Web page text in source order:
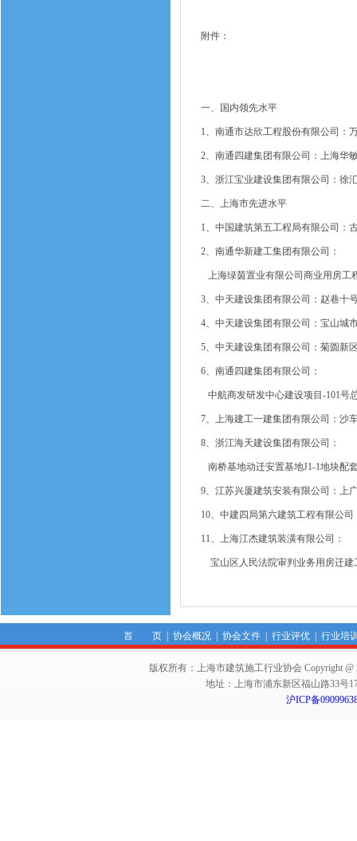
附件：
一、国内领先水平
1、南通市达欣工程股份有限公司：
2、南通四建集团有限公司：上海华
3、浙江宝业建设集团有限公司：徐
二、上海市先进水平
1、中国建筑第五工程局有限公司：
2、南通华新建工集团有限公司：
上海绿茵置业有限公司商业用房工
3、中天建设集团有限公司：赵巷十
4、中天建设集团有限公司：宝山城
5、中天建设集团有限公司：菊圆新
6、南通四建集团有限公司：
中航商发研发中心建设项目-101号
7、上海建工一建集团有限公司：沙
8、浙江海天建设集团有限公司：
南桥基地动迁安置基地J1-1地块配
9、江苏兴厦建筑安装有限公司：上
10、中建四局第六建筑工程有限公
11、上海江杰建筑装潢有限公司：
宝山区人民法院审判业务用房迁建
首 页| 协会概况| 协会文件| 行业评优| 行业培
版权所有：上海市建筑施工行业协会 Copyright @
地址：上海市浦东新区福山路33号
沪ICP备